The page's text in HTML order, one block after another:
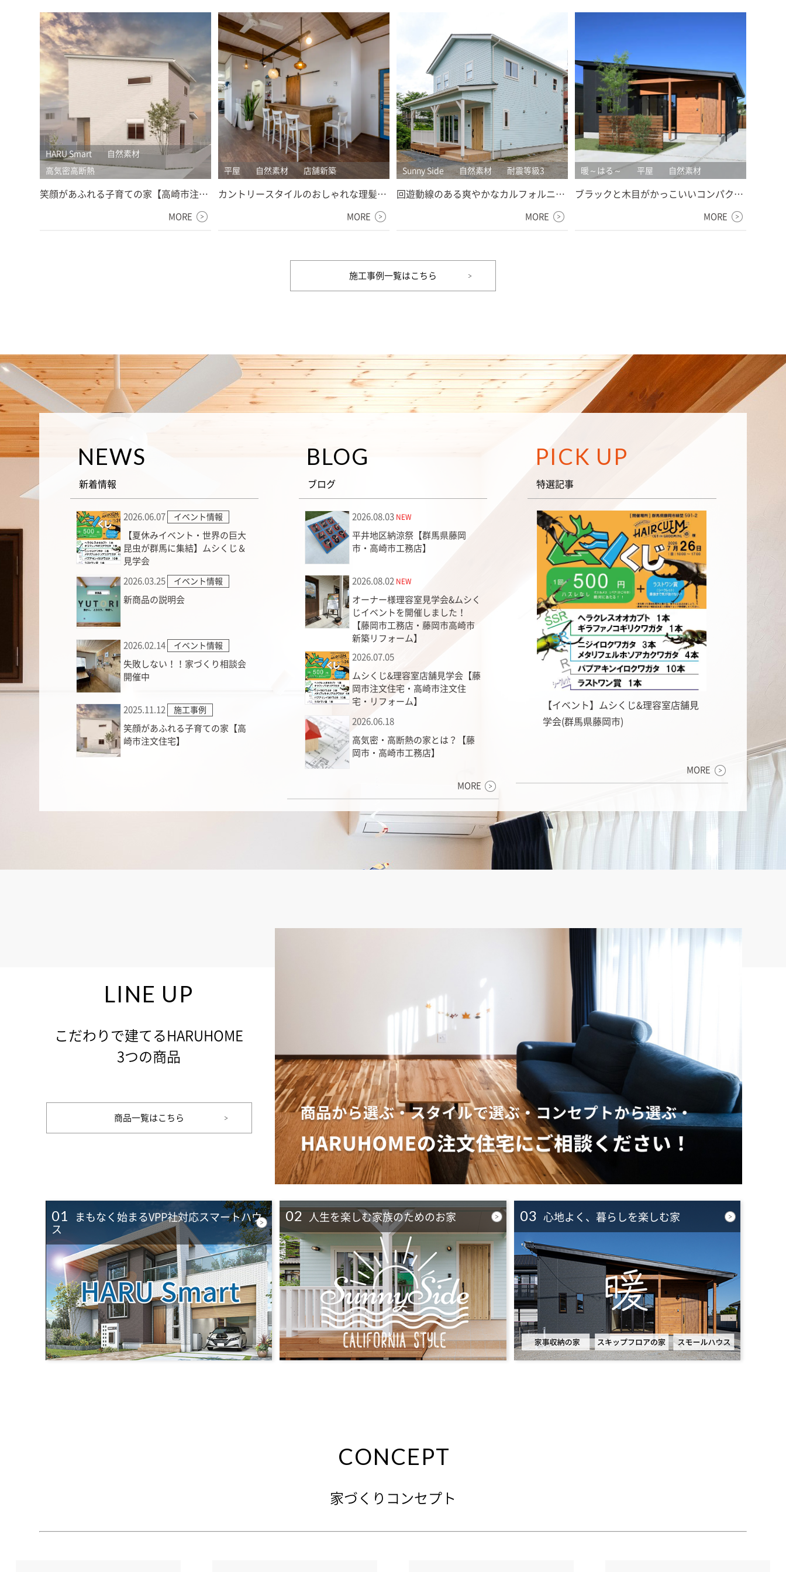
HARU Smart 自然素材
高気密高断熱
笑顔があふれる子育ての家【高崎市注文
MORE
平屋 自然素材 店舗新築
カントリースタイルのおしゃれな理髪店
MORE
Sunny Side 自然素材 耐震等級3
回遊動線のある爽やかなカルフォルニア
スタイルの家【高崎市注文住宅】MORE
暖～はる～ 平屋 自然素材
ブラックと木目がかっこいいコンパクト
MORE
施工事例一覧はこちら
NEWS
新着情報
2026.06.07 イベント情報
【夏休みイベント・世界の巨大
昆虫が群馬に集結】ムシくじ＆
見学会
2026.03.25 イベント情報
新商品の説明会
2026.02.14 イベント情報
失敗しない！！家づくり相談会
開催中
2025.11.12 施工事例
笑顔があふれる子育ての家【高
崎市注文住宅】
BLOG
ブログ
2026.08.03 NEW
平井地区納涼祭【群馬県藤岡
市・高崎市工務店】
2026.08.02 NEW
オーナー様理容室見学会&ムシく
じイベントを開催しました！
【藤岡市工務店・藤岡市高崎市
新築リフォーム】
2026.07.05
ムシくじ&理容室店舗見学会【藤
岡市注文住宅・高崎市注文住
宅・リフォーム】
2026.06.18
高気密・高断熱の家とは？【藤
岡市・高崎市工務店】
MORE
PICK UP
特選記事
【イベント】ムシくじ&理容室店舗見
学会(群馬県藤岡市)
MORE
LINE UP
こだわりで建てるHARUHOME
3つの商品
商品一覧はこちら
01
まもなく始まるVPP社対応スマートハウ
ス
02 人生を楽しむ家族のためのお家 03 心地よく、暮らしを楽しむ家
CONCEPT
家づくりコンセプト